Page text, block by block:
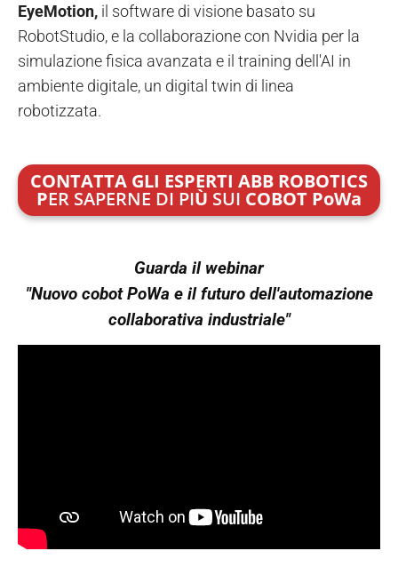
EyeMotion, il software di visione basato su
RobotStudio, e la collaborazione con Nvidia per la
simulazione fisica avanzata e il training dell'AI in
ambiente digitale, un digital twin di linea
robotizzata.
CONTATTA GLI ESPERTI ABB ROBOTICS
PER SAPERNE DI PIÙ SUI COBOT PoWa
Guarda il webinar
"Nuovo cobot PoWa e il futuro dell'automazione
collaborativa industriale"